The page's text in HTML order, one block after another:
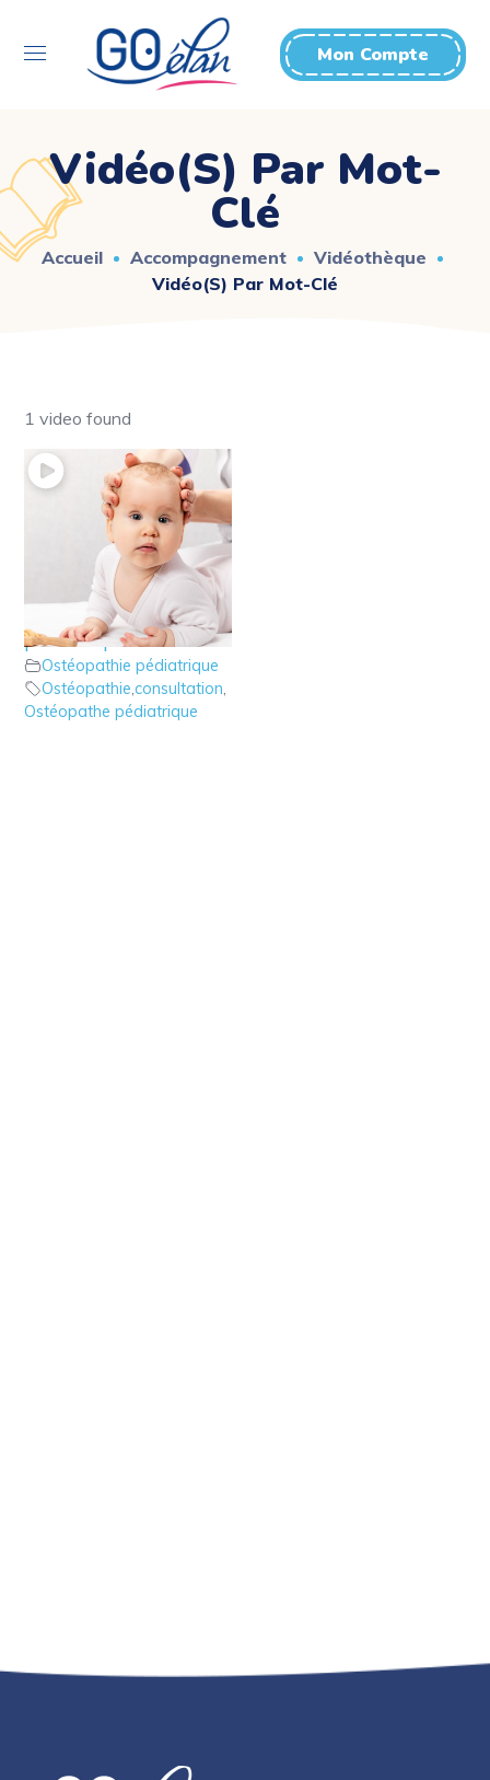
Mon Compte
Vidéo(s) Par Mot-
Clé
Accueil Accompagnement
Vidéothèque
Vidéo(s) Par Mot-Clé
1 video found
10 – Ostéopathie :
choisir son ostéopathe
pédiatrique
Ostéopathie pédiatrique
Ostéopathie,consultation,
Ostéopathe pédiatrique